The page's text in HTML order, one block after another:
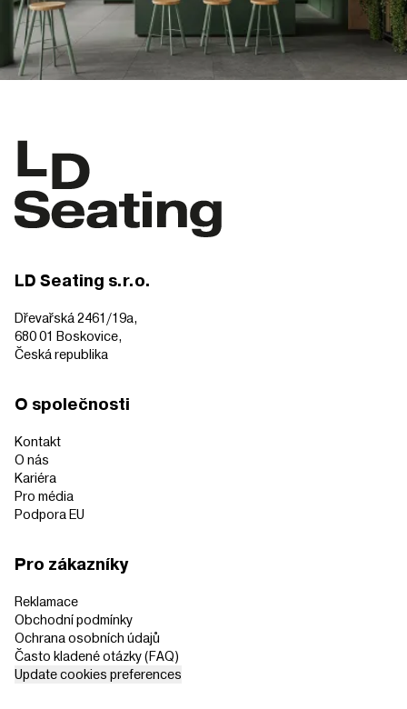
LD Seating s.r.o.
Dřevařská 2461/19a,
680 01 Boskovice,
Česká republika
O společnosti
Kontakt
O nás
Kariéra
Pro média
Podpora EU
Pro zákazníky
Reklamace
Obchodní podmínky
Ochrana osobních údajů
Často kladené otázky (FAQ)
Update cookies preferences